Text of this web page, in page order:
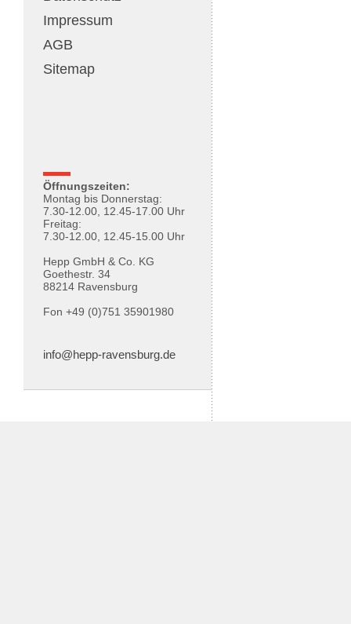
Impressum
AGB
Sitemap
Öffnungszeiten:
Montag bis Donnerstag:
7.30-12.00, 12.45-17.00 Uhr
Freitag:
7.30-12.00, 12.45-15.00 Uhr
Hepp GmbH & Co. KG
Goethestr. 34
88214 Ravensburg
Fon +49 (0)751 35901980
info@hepp-ravensburg.de